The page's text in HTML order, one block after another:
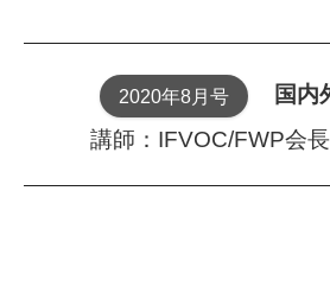
2020年8月号
国内
講師：IFVOC/FWP会